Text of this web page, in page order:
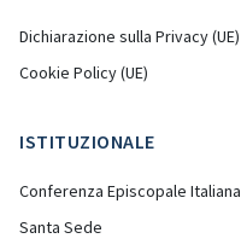
Dichiarazione sulla Privacy (UE)
Cookie Policy (UE)
ISTITUZIONALE
Conferenza Episcopale Italiana
Santa Sede